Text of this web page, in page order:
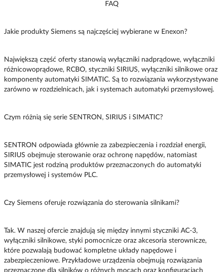
FAQ
Jakie produkty Siemens są najczęściej wybierane w Enexon?
Największą część oferty stanowią wyłączniki nadprądowe, wyłączniki
różnicowoprądowe, RCBO, styczniki SIRIUS, wyłączniki silnikowe oraz
komponenty automatyki SIMATIC. Są to rozwiązania wykorzystywane
zarówno w rozdzielnicach, jak i systemach automatyki przemysłowej.
Czym różnią się serie SENTRON, SIRIUS i SIMATIC?
SENTRON odpowiada głównie za zabezpieczenia i rozdział energii,
SIRIUS obejmuje sterowanie oraz ochronę napędów, natomiast
SIMATIC jest rodziną produktów przeznaczonych do automatyki
przemysłowej i systemów PLC.
Czy Siemens oferuje rozwiązania do sterowania silnikami?
Tak. W naszej ofercie znajdują się między innymi styczniki AC-3,
wyłączniki silnikowe, styki pomocnicze oraz akcesoria sterownicze,
które pozwalają budować kompletne układy napędowe i
zabezpieczeniowe. Przykładowe urządzenia obejmują rozwiązania